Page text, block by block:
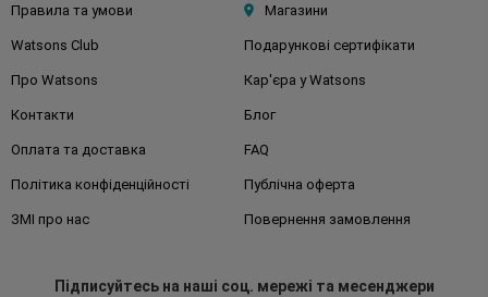
Правила та умови Магазини
Watsons Club Подарункові сертифікати
Про Watsons Кар'єра у Watsons
Контакти Блог
Оплата та доставка FAQ
Політика конфіденційності Публічна оферта
ЗМІ про нас Повернення замовлення
Підписуйтесьна наші соц. мережі та месенджери